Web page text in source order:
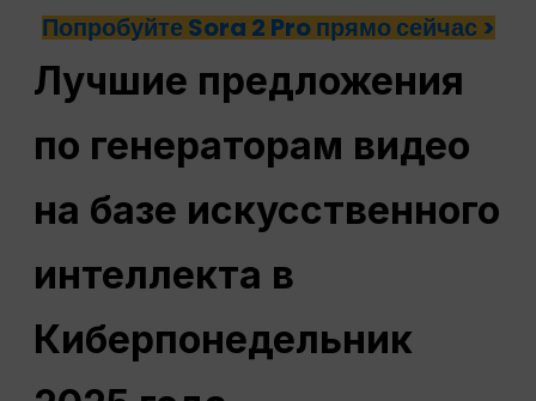
Попробуйте Sora 2 Pro прямо сейчас >
Лучшие предложения
по генераторам видео
на базе искусственного
интеллекта в
Киберпонедельник